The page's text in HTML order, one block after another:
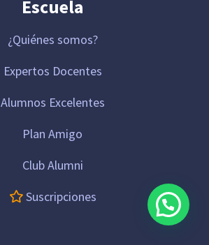
Escuela
¿Quiénes somos?
Expertos Docentes
Alumnos Excelentes
Plan Amigo
Club Alumni
Suscripciones